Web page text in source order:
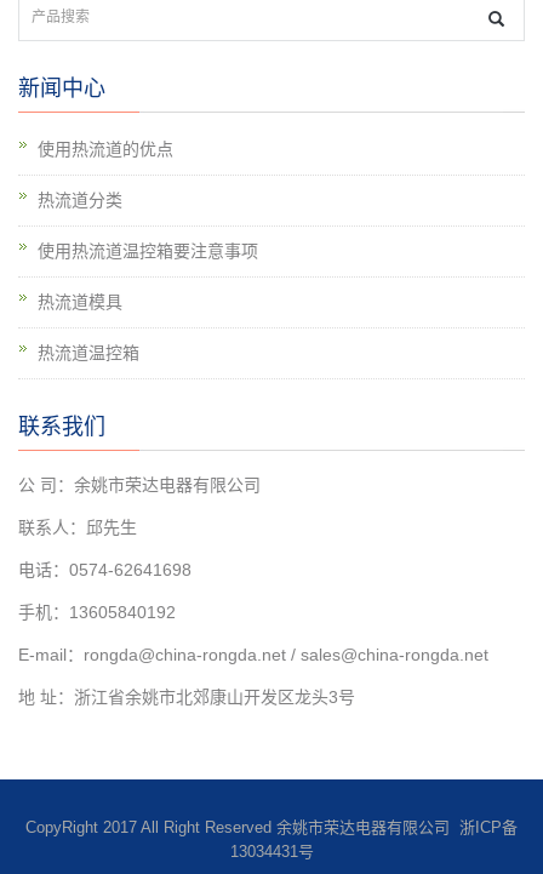
新闻中心
使用热流道的优点
热流道分类
使用热流道温控箱要注意事项
热流道模具
热流道温控箱
联系我们
公 司：余姚市荣达电器有限公司
联系人：邱先生
电话：0574-62641698
手机：13605840192
E-mail：rongda@china-rongda.net / sales@china-rongda.net
地 址：浙江省余姚市北郊康山开发区龙头3号
CopyRight 2017 All Right Reserved 余姚市荣达电器有限公司 浙ICP备
13034431号